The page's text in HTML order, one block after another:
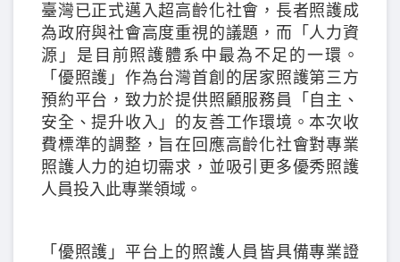
臺灣已正式邁入超高齡化社會，長者照護成
為政府與社會高度重視的議題，而「人力資
源」是目前照護體系中最為不足的一環。
「優照護」作為台灣首創的居家照護第三方
預約平台，致力於提供照顧服務員「自主、
安全、提升收入」的友善工作環境。本次收
費標準的調整，旨在回應高齡化社會對專業
照護人力的迫切需求，並吸引更多優秀照護
人員投入此專業領域。
「優照護」平台上的照護人員皆具備專業證